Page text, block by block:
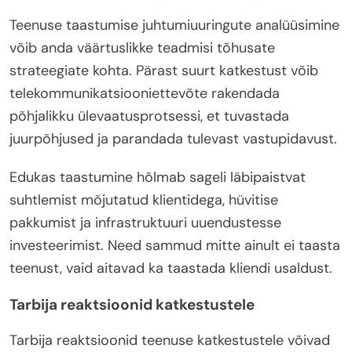
Teenuse taastumise juhtumiuuringute analüüsimine
võib anda väärtuslikke teadmisi tõhusate
strateegiate kohta. Pärast suurt katkestust võib
telekommunikatsiooniettevõte rakendada
põhjalikku ülevaatusprotsessi, et tuvastada
juurpõhjused ja parandada tulevast vastupidavust.
Edukas taastumine hõlmab sageli läbipaistvat
suhtlemist mõjutatud klientidega, hüvitise
pakkumist ja infrastruktuuri uuendustesse
investeerimist. Need sammud mitte ainult ei taasta
teenust, vaid aitavad ka taastada kliendi usaldust.
Tarbija reaktsioonid katkestustele
Tarbija reaktsioonid teenuse katkestustele võivad